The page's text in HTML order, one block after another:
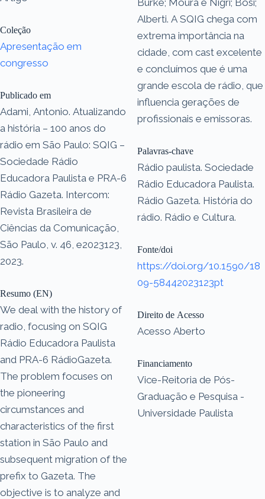
Coleção
Apresentação em
congresso
Publicado em
Adami, Antonio. Atualizando
a história – 100 anos do
rádio em São Paulo: SQIG –
Sociedade Rádio
Educadora Paulista e PRA-6
Rádio Gazeta. Intercom:
Revista Brasileira de
Ciências da Comunicação,
São Paulo, v. 46, e2023123,
2023.
Resumo (EN)
We deal with the history of
radio, focusing on SQIG
Rádio Educadora Paulista
and PRA-6 RádioGazeta.
The problem focuses on
the pioneering
circumstances and
characteristics of the first
station in São Paulo and
subsequent migration of the
prefix to Gazeta. The
objective is to analyze and
Alberti. A SQIG chega com
extrema importância na
cidade, com cast excelente
e concluímos que é uma
grande escola de rádio, que
influencia gerações de
profissionais e emissoras.
Palavras-chave
Rádio paulista. Sociedade
Rádio Educadora Paulista.
Rádio Gazeta. História do
rádio. Rádio e Cultura.
Fonte/doi
https://doi.org/10.1590/18
09-58442023123pt
Direito de Acesso
Acesso Aberto
Financiamento
Vice-Reitoria de Pós-
Graduação e Pesquisa -
Universidade Paulista